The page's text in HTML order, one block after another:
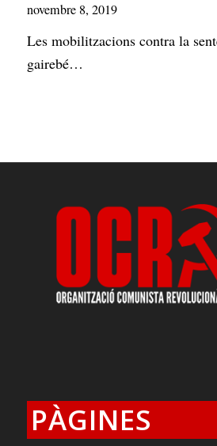
novembre 8, 2019
Les mobilitzacions contra la
gairebé…
PÀGINES